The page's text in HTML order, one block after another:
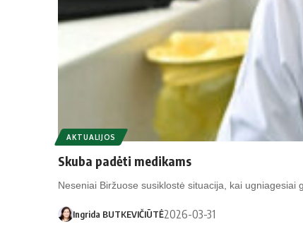
AKTUALIJOS
Skuba padėti medikams
Neseniai Biržuose susiklostė situacija, kai ugniagesiai
Ingrida BUTKEVIČIŪTĖ2026-03-31